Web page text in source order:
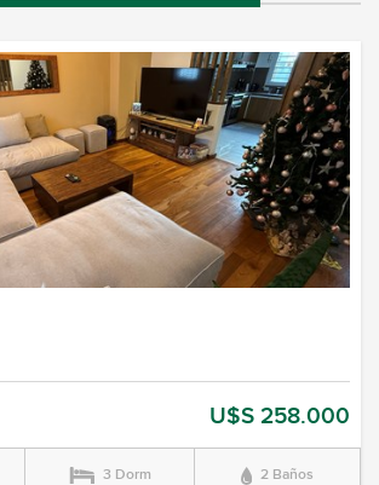
U$S 258.000
3 Dorm 2 Baños